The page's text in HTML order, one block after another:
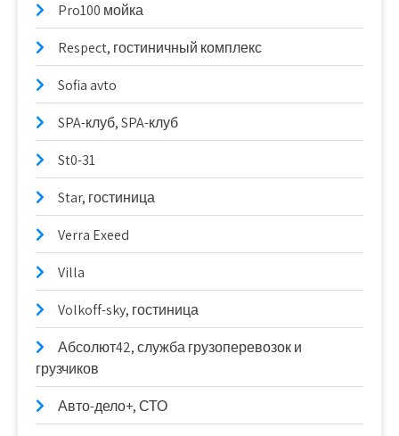
Pro100 мойка
Respect, гостиничный комплекс
Sofia avto
SPA-клуб, SPA-клуб
St0-31
Star, гостиница
Verra Exeed
Villa
Volkoff-sky, гостиница
Абсолют42, служба грузоперевозок и
грузчиков
Авто-дело+, СТО